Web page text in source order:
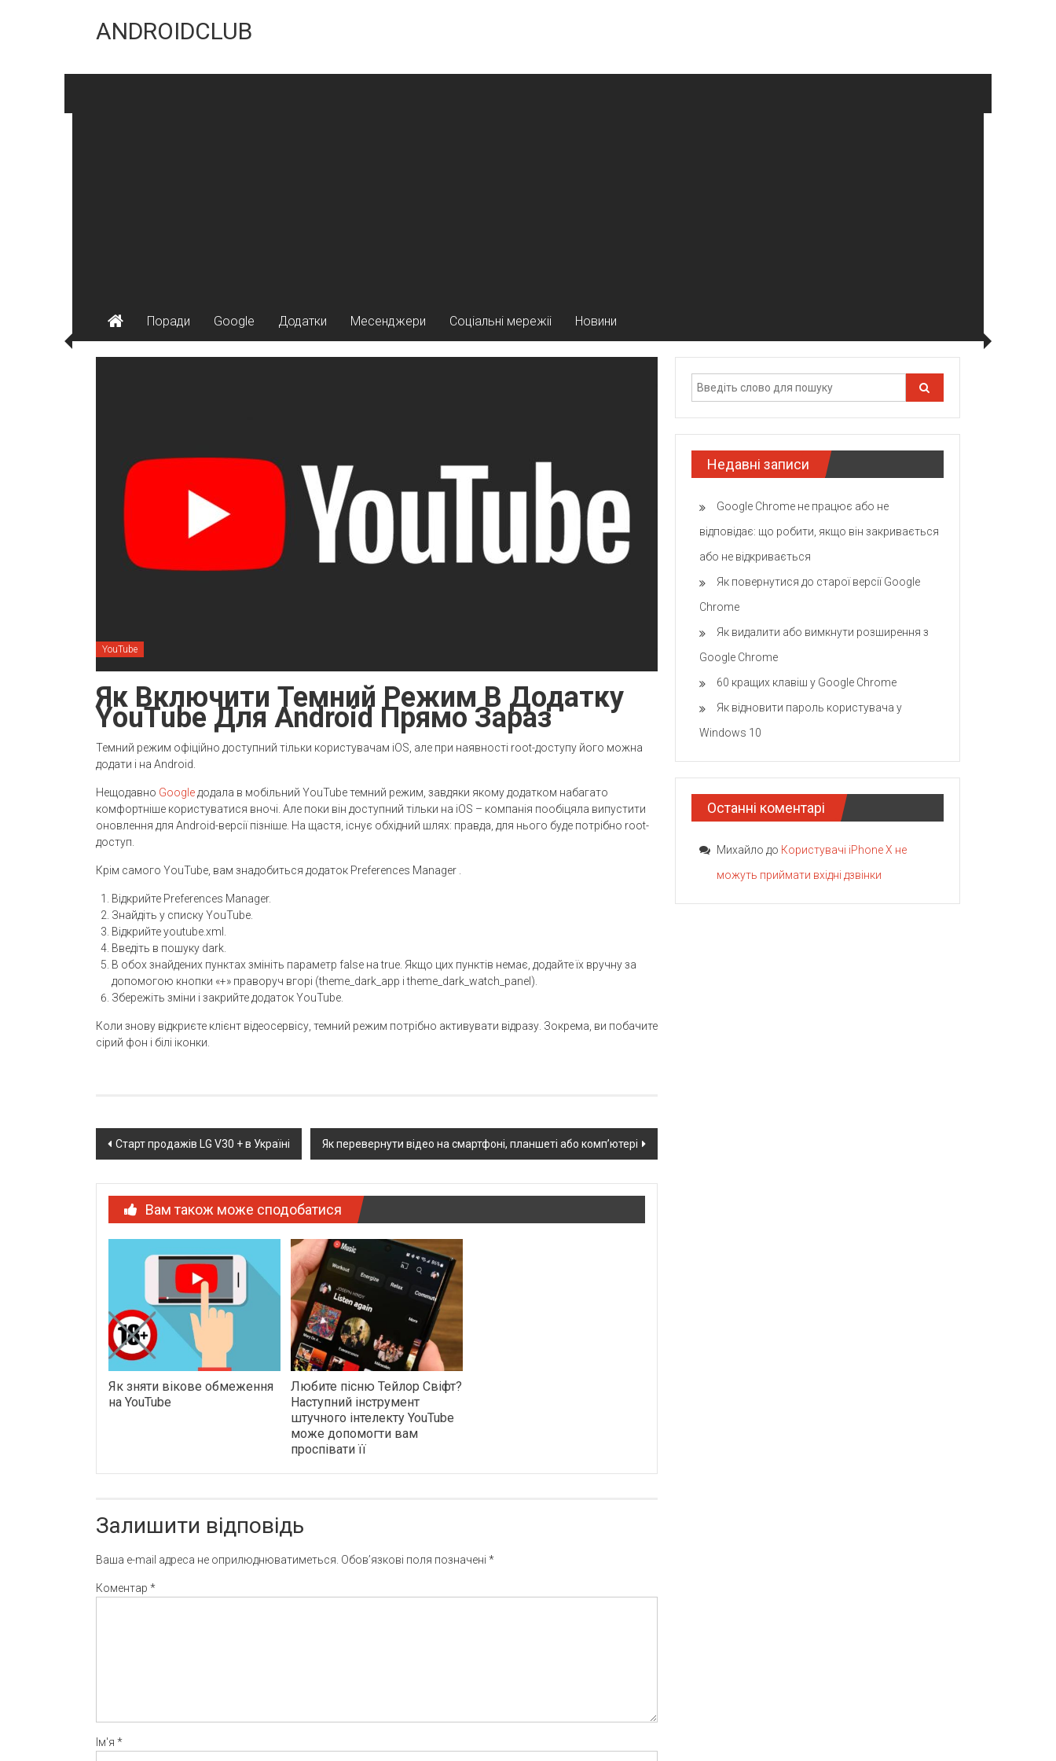
contentANDROIDCLUB
Поради Google Додатки Месенджери Соціальні мережіі Новини
YouTube
Як Включити Темний Режим В Додатку
YouTube Для Android Прямо Зараз
Темний режим офіційно доступний тільки користувачам iOS, але при наявності root-доступу його можна
додати і на Android.
Нещодавно Google додала в мобільний YouTube темний режим, завдяки якому додатком набагато
комфортніше користуватися вночі. Але поки він доступний тільки на iOS – компанія пообіцяла випустити
оновлення для Android-версії пізніше. На щастя, існує обхідний шлях: правда, для нього буде потрібно root-
доступ.
Крім самого YouTube, вам знадобиться додаток Preferences Manager .
Відкрийте Preferences Manager.
Знайдіть у списку YouTube.
Відкрийте youtube.xml.
Введіть в пошуку dark.
В обох знайдених пунктах змініть параметр false на true. Якщо цих пунктів немає, додайте їх вручну за
допомогою кнопки «+» праворуч вгорі (theme_dark_app і theme_dark_watch_panel).
Збережіть зміни і закрийте додаток YouTube.
Коли знову відкриєте клієнт відеосервісу, темний режим потрібно активувати відразу. Зокрема, ви побачите
сірий фон і білі іконки.
Post
Старт продажів LG V30 + в Україні Як перевернути відео на смартфоні, планшеті або комп’ютері
Вам також може сподобатися
Як зняти вікове обмеження
на YouTube
Любите пісню Тейлор Свіфт?
Наступний інструмент
штучного інтелекту YouTube
може допомогти вам
проспівати її
Залишити відповідь
Ваша e-mail адреса не оприлюднюватиметься. Обов’язкові поля позначені *
Коментар *
Ім'я *
Недавні записи
Google Chrome не працює або не
відповідає: що робити, якщо він закривається
або не відкривається
Як повернутися до старої версії Google
Chrome
Як видалити або вимкнути розширення з
Google Chrome
60 кращих клавіш у Google Chrome
Як відновити пароль користувача у
Windows 10
Останні коментарі
Михайло до Користувачі iPhone X не
можуть приймати вхідні дзвінки